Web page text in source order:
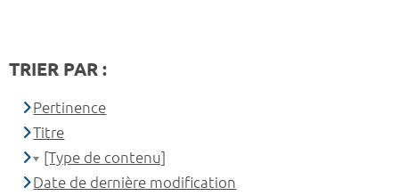
TRIER PAR :
Pertinence
Titre
[Type de contenu]
Date de dernière modification